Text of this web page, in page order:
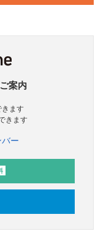
案内
きます
きます
ー